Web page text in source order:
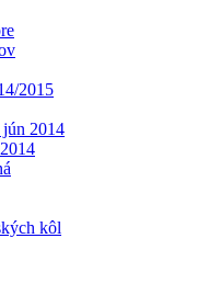
2015
jún 2014
kôl